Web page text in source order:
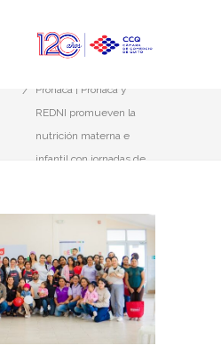
Pronaca | Pronaca y
REDNI promueven la
nutrición materna e
infantil con jornadas de